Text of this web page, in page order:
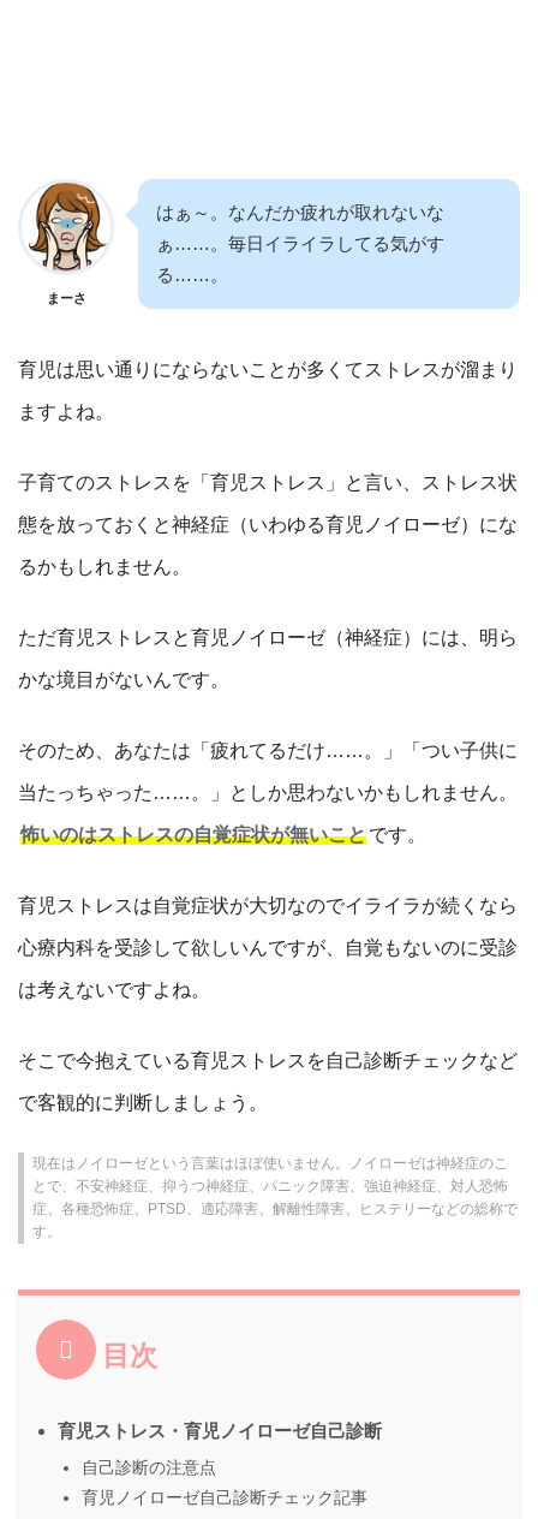
まーさ
はぁ～。なんだか疲れが取れないな
ぁ……。毎日イライラしてる気がす
る……。
育児は思い通りにならないことが多くてストレスが溜まり
ますよね。
子育てのストレスを「育児ストレス」と言い、ストレス状
態を放っておくと神経症（いわゆる育児ノイローゼ）にな
るかもしれません。
ただ育児ストレスと育児ノイローゼ（神経症）には、明ら
かな境目がないんです。
そのため、あなたは「疲れてるだけ……。」「つい子供に
当たっちゃった……。」としか思わないかもしれません。
怖いのはストレスの自覚症状が無いことです。
育児ストレスは自覚症状が大切なのでイライラが続くなら
心療内科を受診して欲しいんですが、自覚もないのに受診
は考えないですよね。
そこで今抱えている育児ストレスを自己診断チェックなど
で客観的に判断しましょう。
現在はノイローゼという言葉はほぼ使いません。ノイローゼは神経症のこ
とで、不安神経症、抑うつ神経症、パニック障害、強迫神経症、対人恐怖
症、各種恐怖症、PTSD、適応障害、解離性障害、ヒステリーなどの総称で
す。
目次
育児ストレス・育児ノイローゼ自己診断
自己診断の注意点
育児ノイローゼ自己診断チェック記事